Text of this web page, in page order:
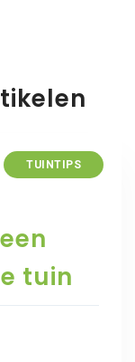
TUINTIPS
tuin